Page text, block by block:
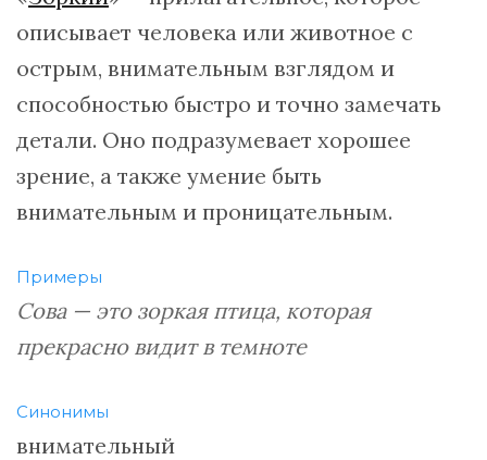
описывает человека или животное с
острым, внимательным взглядом и
способностью быстро и точно замечать
детали. Оно подразумевает хорошее
зрение, а также умение быть
внимательным и проницательным.
Примеры
Сова — это зоркая птица, которая
прекрасно видит в темноте
Синонимы
внимательный